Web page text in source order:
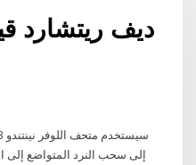
ديف ريتشارد